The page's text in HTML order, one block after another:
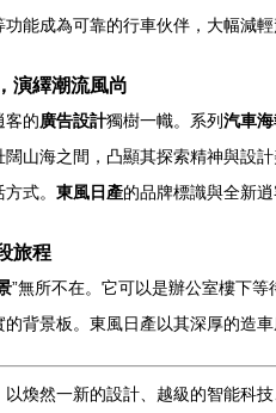
能成為可靠的行車伙伴，大幅減
演繹潮流風尚
客的廣告設計獨樹一幟。系列汽車海
山海之間，凸顯其探索精神與設
式。 東風日產的品牌標識與全新
旅程
”無所不在。它可以是辦公室樓下
背景板。東風日產以其深厚的造
煥然一新的設計、越級的智能科